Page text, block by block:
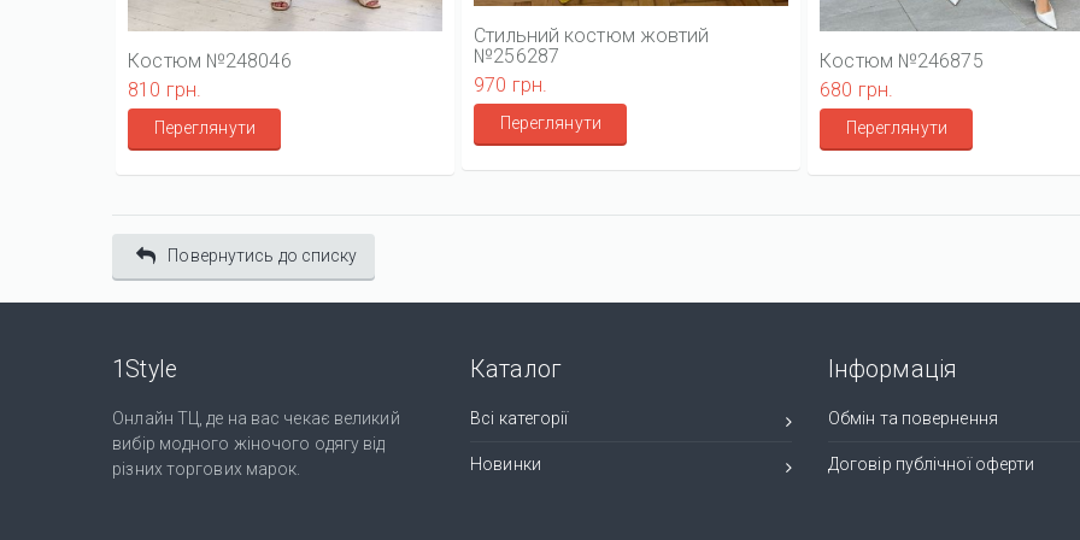
Костюм №248046
810 грн.
Переглянути
Стильний костюм жовтий
№256287
970 грн.
Переглянути
Костюм №246875
680 грн.
Переглянути
Повернутись до списку
1Style
Онлайн ТЦ, де на вас чекає великий
вибір модного жіночого одягу від
різних торгових марок.
Каталог
Всі категорії
Новинки
Інформація
Обмін та повернення
Договір публічної оферти